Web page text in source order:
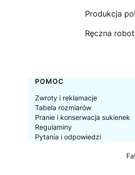
Produkcja
Ręczna
Linki w stopce
POMOC
Zwroty i reklamacje
Tabela rozmiarów
Pranie i konserwacja sukienek
Regulaminy
Pytania i odpowiedzi